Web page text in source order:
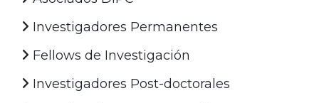
Investigadores Permanentes
Fellows de Investigación
Investigadores Post-doctorales